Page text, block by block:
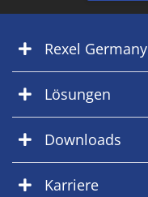
Rexel Germany
Lösungen
Downloads
Karriere